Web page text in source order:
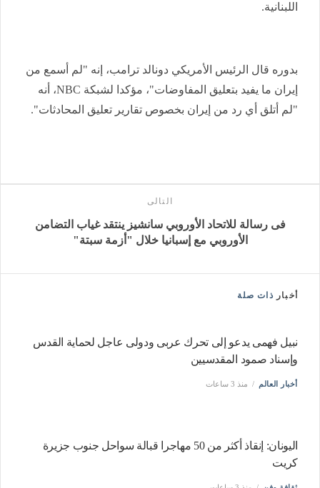
اللبنانية.
بدوره قال الرئيس الأمريكي دونالد ترامب، إنه "لم أسمع من
إيران ما يفيد بتعليق المفاوضات"، مؤكدا لشبكة NBC، أنه
"لم أتلق أي رد من إيران بخصوص تقارير تعليق المحادثات".
التالى
فى رسالة للاتحاد الأوروبي سانشيز ينتقد غياب التضامن
الأوروبي مع إسبانيا خلال "أزمة سبتة"
أخبار ذات صلة
نبيل فهمى يدعو إلى تحرك عربى ودولى عاجل لحماية القدس
وإسناد صمود المقدسيين
أخبار العالم منذ 3 ساعات
اليونان: إنقاذ أكثر من 50 مهاجرا قبالة سواحل جنوب جزيرة
كريت